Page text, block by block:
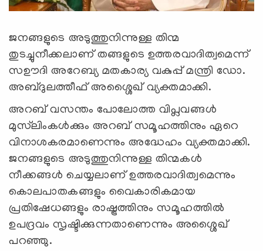
ജനങ്ങളുടെ അടുത്തുനിന്നുള്ള തിന്മ
തുടച്ചുനീക്കലാണ് തങ്ങളുടെ ഉത്തരവാദിത്വമെന്ന്
സഊദി അറേബ്യ മതകാര്യ വകുപ്പ് മന്ത്രി ഡോ.
അബ്ദുലത്തീഫ് അശ്ശൈഖ് വ്യക്തമാക്കി.
അറബ് വസന്തം പോലോത്ത വിപ്ലവങ്ങള്‍
മുസ്‌ലിംകള്‍ക്കും അറബ് സമൂഹത്തിനും ഏറെ
വിനാശകരമാണെന്നും അദ്ധേഹം വ്യക്തമാക്കി.
ജനങ്ങളുടെ അടുത്തുനിന്നുള്ള തിന്മകള്‍
നീക്കങ്ങള്‍ ചെയ്യലാണ് ഉത്തരവാദിത്വമെന്നും
കൊലപാതകങ്ങളും വൈകാരികമായ
പ്രതിഷേധങ്ങളും രാഷ്ട്രത്തിനും സമൂഹത്തില്‍
ഉപദ്രവം സൃഷ്ടിക്കുന്നതാണെന്നും അശ്ശൈഖ്
പറഞ്ഞു.